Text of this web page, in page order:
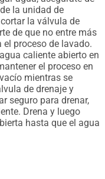
la unidad de
la válvula de
de que no entre más
proceso de lavado.
caliente abierto en
el proceso en
mientras se
de drenaje y
seguro para drenar,
Drena y luego
hasta que el agua